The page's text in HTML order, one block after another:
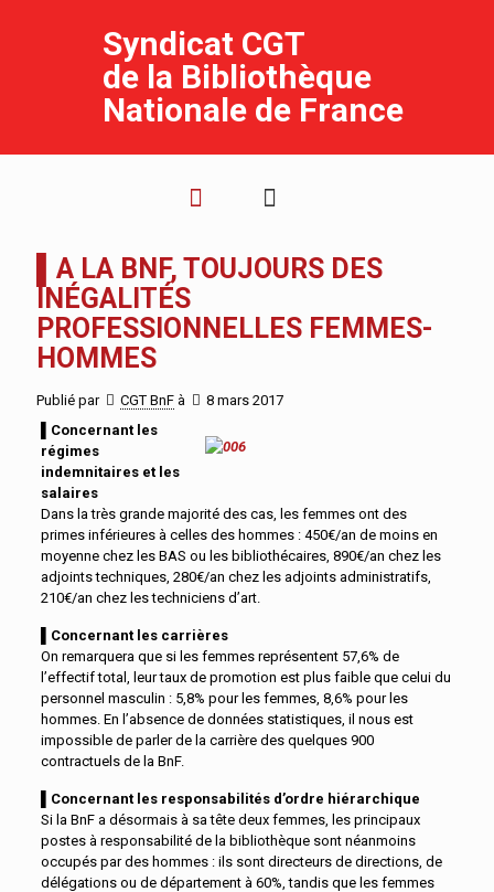
Syndicat CGT
de la Bibliothèque
Nationale de France
▌A LA BNF, TOUJOURS DES
INÉGALITÉS
PROFESSIONNELLES FEMMES-
HOMMES
Publié par CGT BnF à
8 mars 2017
Concernant les
régimes
indemnitaires et les
salaires
Dans la très grande majorité des cas, les femmes ont des
primes inférieures à celles des hommes : 450€/an de moins en
moyenne chez les BAS ou les bibliothécaires, 890€/an chez les
adjoints techniques, 280€/an chez les adjoints administratifs,
210€/an chez les techniciens d’art.
▌Concernant les carrières
On remarquera que si les femmes représentent 57,6% de
l’effectif total, leur taux de promotion est plus faible que celui du
personnel masculin : 5,8% pour les femmes, 8,6% pour les
hommes. En l’absence de données statistiques, il nous est
impossible de parler de la carrière des quelques 900
contractuels de la BnF.
Concernant les responsabilités d’ordre hiérarchique
Si la BnF a désormais à sa tête deux femmes, les principaux
postes à responsabilité de la bibliothèque sont néanmoins
occupés par des hommes : ils sont directeurs de directions, de
délégations ou de département à 60%, tandis que les femmes